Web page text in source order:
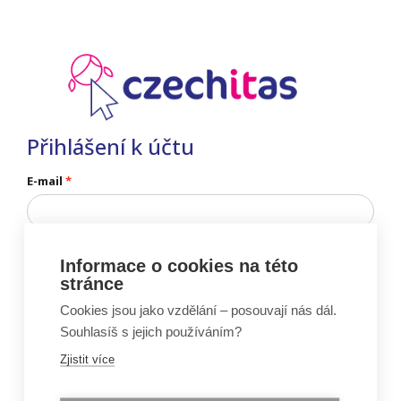
Přihlášení k účtu
E-mail
Nevíš heslo? Obnov si heslo
Vznik portálu Moje Czechitas byl podpořen projektem: „Ženy do IT” (reg.č.
Informace o cookies na této
stránce
Cookies jsou jako vzdělání – posouvají nás dál.
Souhlasíš s jejich používáním?
Zjistit více